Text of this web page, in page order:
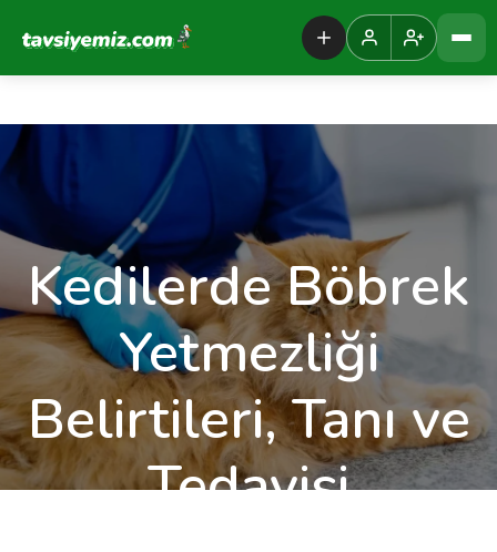
Tavsiyemiz Anasayfa
Kedilerde Böbrek
Yetmezliği
Belirtileri, Tanı ve
Tedavisi